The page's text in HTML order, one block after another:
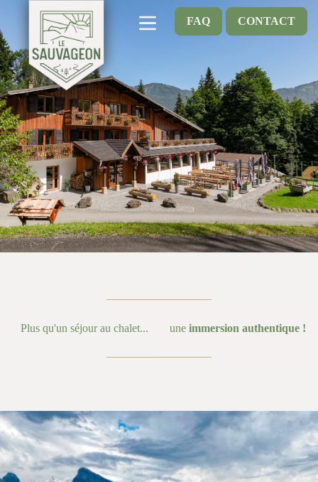
FAQ CONTACT
Plus qu'un séjour au chalet... une immersion authentique !